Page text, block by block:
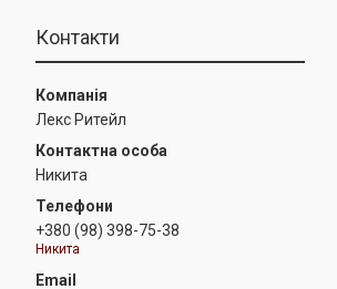
Контакти
Лекс Ритейл
Никита
+380 (98) 398-75-38
Никита